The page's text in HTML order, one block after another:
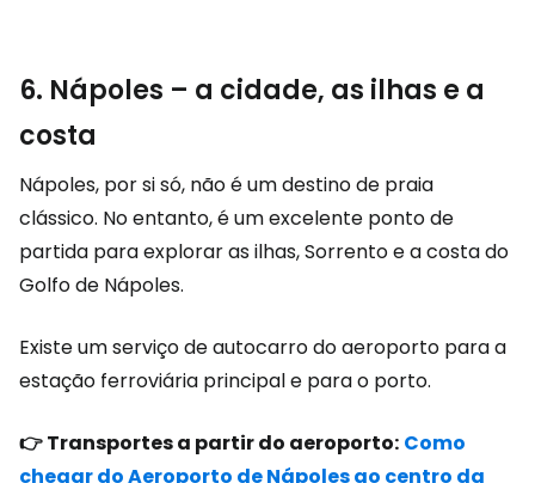
6. Nápoles – a cidade, as ilhas e a
costa
Nápoles, por si só, não é um destino de praia
clássico. No entanto, é um excelente ponto de
partida para explorar as ilhas, Sorrento e a costa do
Golfo de Nápoles.
Existe um serviço de autocarro do aeroporto para a
estação ferroviária principal e para o porto.
👉 Transportes a partir do aeroporto: Como
chegar do Aeroporto de Nápoles ao centro da